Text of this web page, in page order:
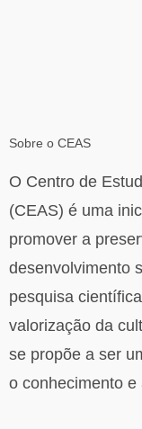
Sobre o CEAS
O Centro de
(CEAS) é uma
promover a
desenvolvimento
pesquisa
valorização da
se propõe a ser
o conhecimento e